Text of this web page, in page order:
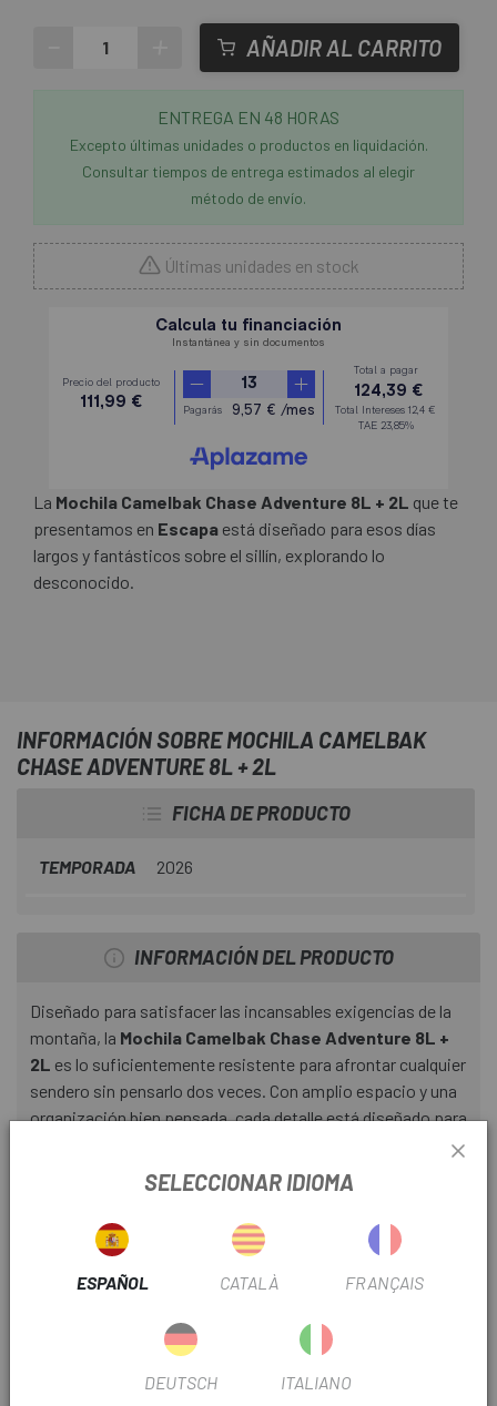
AÑADIR AL CARRITO
ENTREGA EN 48 HORAS
Excepto últimas unidades o productos en liquidación.
Consultar tiempos de entrega estimados al elegir
método de envío.
Últimas unidades en stock
La Mochila Camelbak Chase Adventure 8L + 2L que te
presentamos en Escapa está diseñado para esos días
largos y fantásticos sobre el sillín, explorando lo
desconocido.
INFORMACIÓN SOBRE MOCHILA CAMELBAK
CHASE ADVENTURE 8L + 2L
FICHA DE PRODUCTO
TEMPORADA 2026
INFORMACIÓN DEL PRODUCTO
Diseñado para satisfacer las incansables exigencias de la
montaña, la Mochila Camelbak Chase Adventure 8L +
2L es lo suficientemente resistente para afrontar cualquier
sendero sin pensarlo dos veces. Con amplio espacio y una
organización bien pensada, cada detalle está diseñado para
grandes días en las montañas, pero también transpirable
organización de herramientas integrado y un arnés de
la montaña sin disminuir la velocidad.
SELECCIONAR IDIOMA
ESPAÑOL CATALÀ FRANÇAIS
DEUTSCH ITALIANO